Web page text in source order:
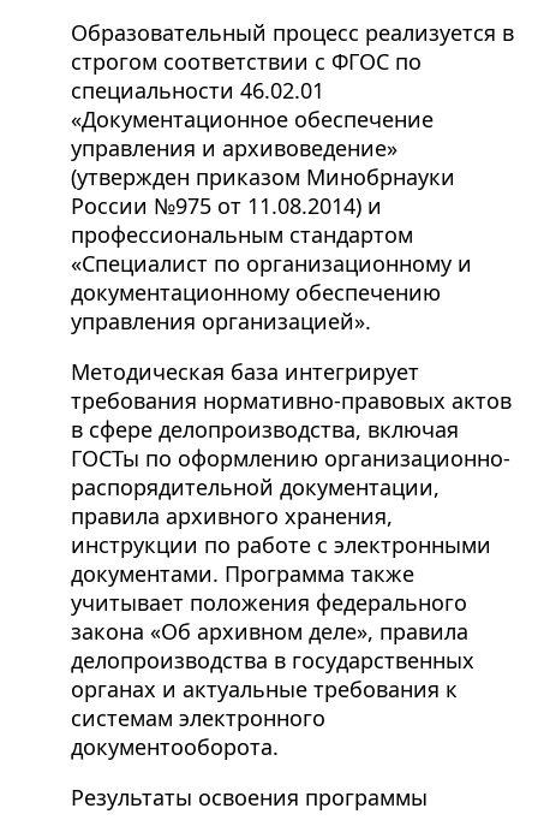
Образовательный процесс реализуется в
строгом соответствии с ФГОС по
специальности 46.02.01
«Документационное обеспечение
управления и архивоведение»
(утвержден приказом Минобрнауки
России №975 от 11.08.2014) и
профессиональным стандартом
«Специалист по организационному и
документационному обеспечению
управления организацией».
Методическая база интегрирует
требования нормативно-правовых актов
в сфере делопроизводства, включая
ГОСТы по оформлению организационно-
распорядительной документации,
правила архивного хранения,
инструкции по работе с электронными
документами. Программа также
учитывает положения федерального
закона «Об архивном деле», правила
делопроизводства в государственных
органах и актуальные требования к
системам электронного
документооборота.
Результаты освоения программы